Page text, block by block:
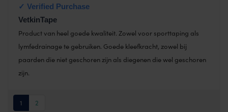
VetkinTape
Product van heel goede kwaliteit. Zowel voor sporttaping als
lymfedrainage te gebruiken. Goede kleefkracht, zowel bij
paarden die niet geschoren zijn als diegenen die wel geschoren
zijn.
1 2